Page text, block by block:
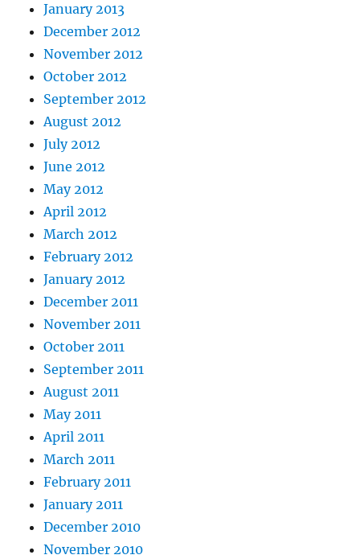
January 2013
December 2012
November 2012
October 2012
September 2012
August 2012
July 2012
June 2012
May 2012
April 2012
March 2012
February 2012
January 2012
December 2011
November 2011
October 2011
September 2011
August 2011
May 2011
April 2011
March 2011
February 2011
January 2011
December 2010
November 2010